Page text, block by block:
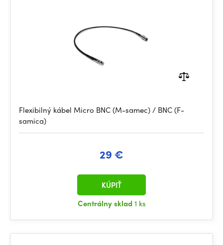
Flexibilný kábel Micro BNC (M-samec) / BNC (F-
samica)
29 €
Centrálny sklad1 ks
KÚPIŤ